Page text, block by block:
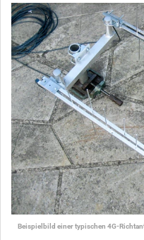
Beispielbild einer typischen 4G-